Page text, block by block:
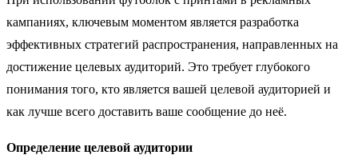
кампаниях, ключевым моментом является разработка
эффективных стратегий распространения, направленных на
достижение целевых аудиторий. Это требует глубокого
понимания того, кто является вашей целевой аудиторией и
как лучше всего доставить ваше сообщение до неё.
Определение целевой аудитории